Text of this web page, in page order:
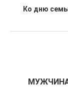
Ко дню